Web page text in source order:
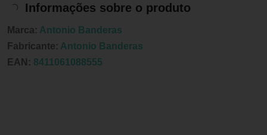
Informações sobre o produto
Marca: Antonio Banderas
Fabricante: Antonio Banderas
EAN: 8411061088555